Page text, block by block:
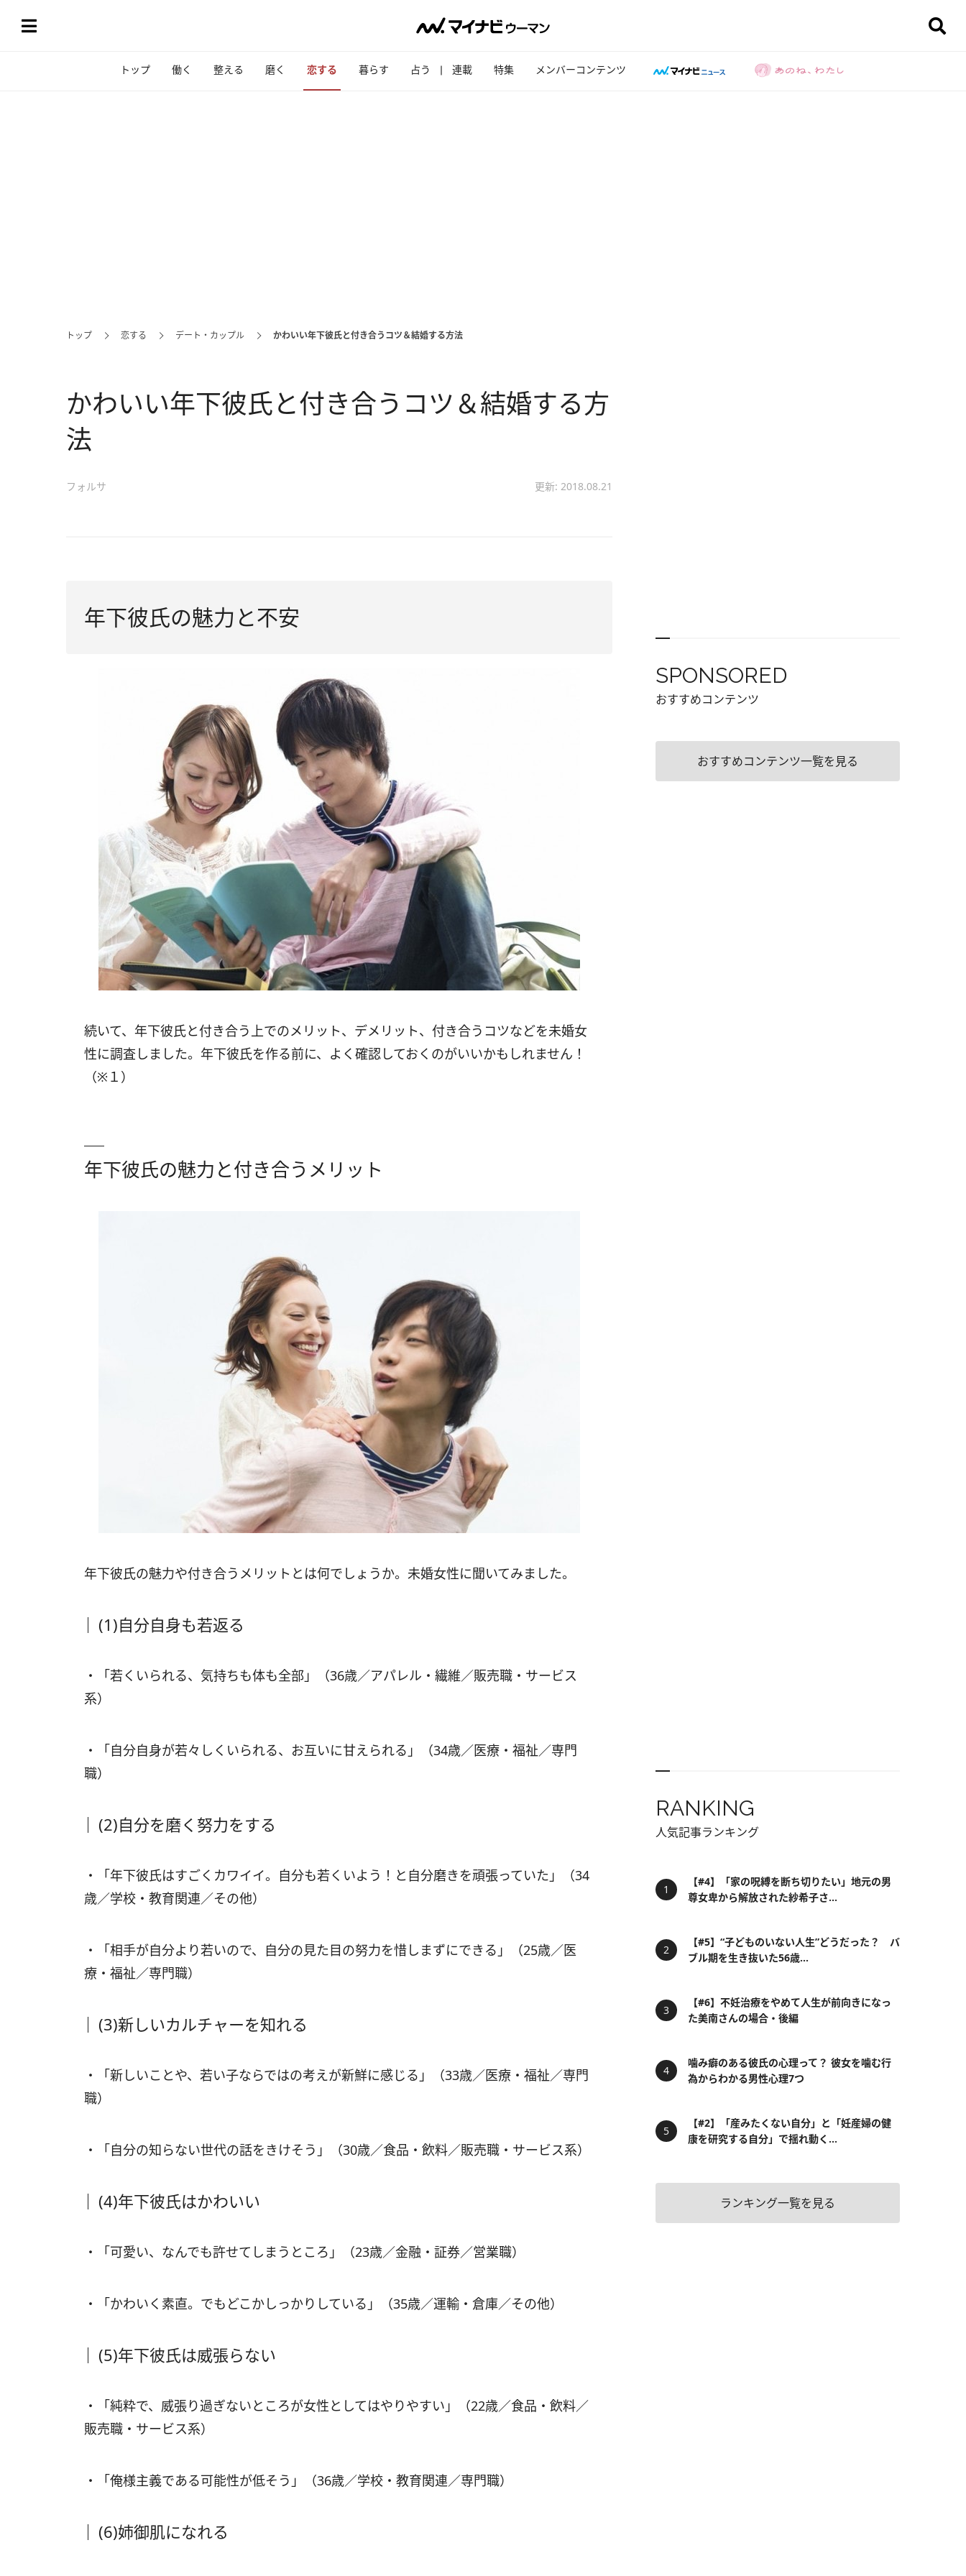
トップ 働く 整える 磨く 恋する 暮らす 占う 連載 特集 メンバーコンテンツ
トップ 恋する デート・カップル かわいい年下彼氏と付き合うコツ＆結婚する方法
かわいい年下彼氏と付き合うコツ＆結婚する方
法
フォルサ 更新: 2018.08.21
年下彼氏の魅力と不安
続いて、年下彼氏と付き合う上でのメリット、デメリット、付き合うコツなどを未婚女
性に調査しました。年下彼氏を作る前に、よく確認しておくのがいいかもしれません！
（※１）
年下彼氏の魅力と付き合うメリット
年下彼氏の魅力や付き合うメリットとは何でしょうか。未婚女性に聞いてみました。
(1)自分自身も若返る
・「若くいられる、気持ちも体も全部」（36歳／アパレル・繊維／販売職・サービス
系）
・「自分自身が若々しくいられる、お互いに甘えられる」（34歳／医療・福祉／専門
職）
(2)自分を磨く努力をする
・「年下彼氏はすごくカワイイ。自分も若くいよう！と自分磨きを頑張っていた」（34
歳／学校・教育関連／その他）
・「相手が自分より若いので、自分の見た目の努力を惜しまずにできる」（25歳／医
療・福祉／専門職）
(3)新しいカルチャーを知れる
・「新しいことや、若い子ならではの考えが新鮮に感じる」（33歳／医療・福祉／専門
職）
・「自分の知らない世代の話をきけそう」（30歳／食品・飲料／販売職・サービス系）
(4)年下彼氏はかわいい
・「可愛い、なんでも許せてしまうところ」（23歳／金融・証券／営業職）
・「かわいく素直。でもどこかしっかりしている」（35歳／運輸・倉庫／その他）
(5)年下彼氏は威張らない
・「純粋で、威張り過ぎないところが女性としてはやりやすい」（22歳／食品・飲料／
販売職・サービス系）
・「俺様主義である可能性が低そう」（36歳／学校・教育関連／専門職）
(6)姉御肌になれる
SPONSORED
おすすめコンテンツ
おすすめコンテンツ一覧を見る
RANKING
人気記事ランキング
【#4】「家の呪縛を断ち切りたい」地元の男
尊女卑から解放された紗希子さ...
【#5】“子どものいない人生”どうだった？ バ
ブル期を生き抜いた56歳...
【#6】不妊治療をやめて人生が前向きになっ
た美南さんの場合・後編
噛み癖のある彼氏の心理って？ 彼女を噛む行
為からわかる男性心理7つ
【#2】「産みたくない自分」と「妊産婦の健
康を研究する自分」で揺れ動く...
ランキング一覧を見る